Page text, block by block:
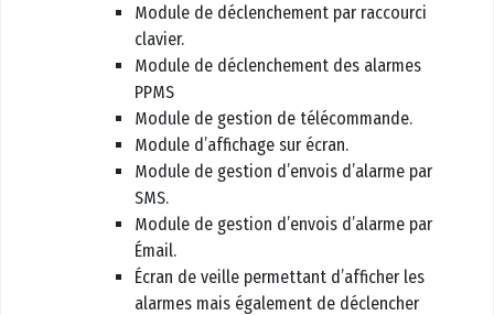
Module de déclenchement par raccourci
clavier.
Module de déclenchement des alarmes
PPMS
Module de gestion de télécommande.
Module d’affichage sur écran.
Module de gestion d’envois d’alarme par
SMS.
Module de gestion d’envois d’alarme par
Émail.
Écran de veille permettant d’afficher les
alarmes mais également de déclencher